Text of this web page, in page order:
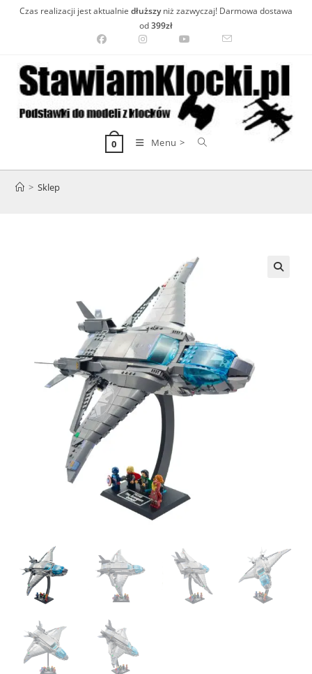
Czas realizacji jest aktualnie dłuższyniż zazwyczaj! Darmowa dostawa
od399zł
0 Menu >
> Sklep